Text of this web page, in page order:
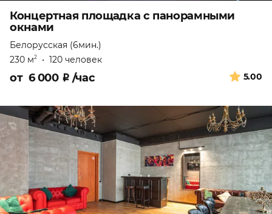
Концертная площадка с панорамными
окнами
Белорусская (6мин.)
230 м2 • 120 человек
5.00
от 6 000 ₽ /час